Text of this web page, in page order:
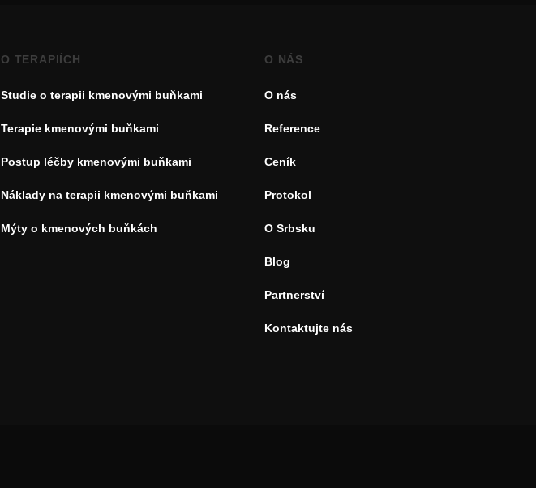
O TERAPIÍCH
Studie o terapii kmenovými buňkami
Terapie kmenovými buňkami
Postup léčby kmenovými buňkami
Náklady na terapii kmenovými buňkami
Mýty o kmenových buňkách
O NÁS
O nás
Reference
Ceník
Protokol
O Srbsku
Blog
Partnerství
Kontaktujte nás